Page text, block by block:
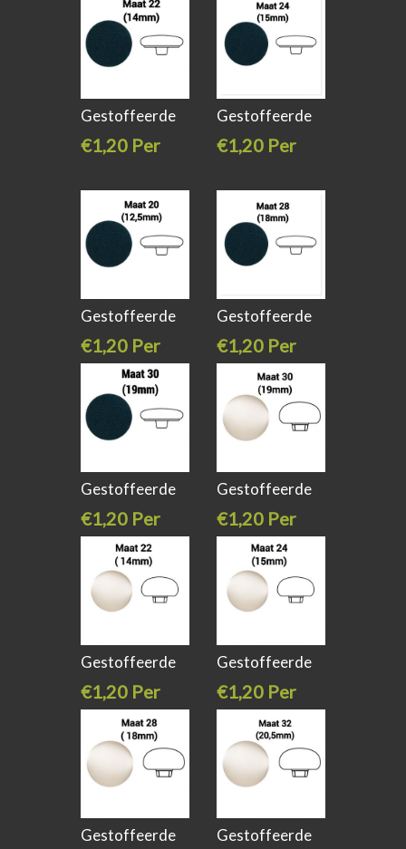
Gestoffeerde
€1,20 Per
Gestoffeerde
€1,20 Per
Gestoffeerde
€1,20 Per
stuk
Gestoffeerde
€1,20 Per
stuk
Gestoffeerde
€1,20 Per
stuk
Gestoffeerde
€1,20 Per
stuk
Gestoffeerde
€1,20 Per
stuk
Gestoffeerde
€1,20 Per
stuk
Gestoffeerde
Gestoffeerde